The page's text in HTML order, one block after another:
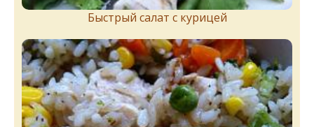
Быстрый салат с курицей